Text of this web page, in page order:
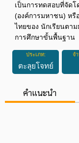
เป็นการทดสอบที่จัด
(องค์การมหาชน) หรื
ไทยของ นักเรียนตา
การศึกษาขั้นพื้นฐาน
ประเภท:
ตะลุยโจทย์
จ
คำแนะนำ